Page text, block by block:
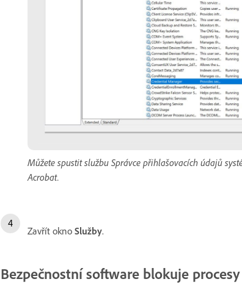
Můžete spustit službu Správce přihlašovacích údajů
Acrobat.
Zavřít okno Služby.
Bezpečnostní software blokuje